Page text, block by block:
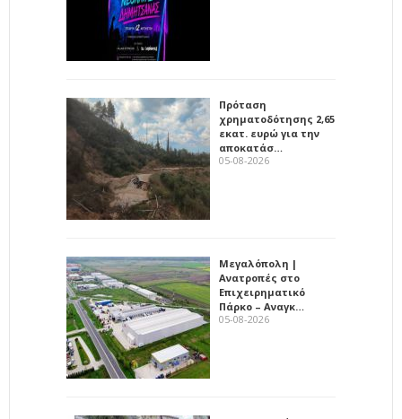
Πρόταση
χρηματοδότησης 2,65
εκατ. ευρώ για την
αποκατάσ…
05-08-2026
Μεγαλόπολη |
Ανατροπές στο
Επιχειρηματικό
Πάρκο – Αναγκ…
05-08-2026